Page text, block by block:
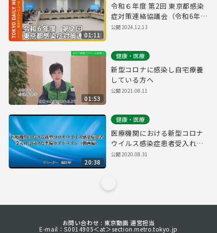
01:11
令和６年度 第2回 東京都感染
症対策連絡協議会（令和6年
12月13日 東京デイリーニュー
公開2024.12.13
01:53
健康・医療
新型コロナに感染し自宅療養
している方へ
公開2021.08.11
20:38
健康・医療
医療機関における新型コロナ
ウイルス感染症患者受入れに
向けた準備ガイドライン
公開2020.08.31
お問い合わせ : 東京動画 運営担当
E-mail：S0014905＜at＞section.metro.tokyo.jp